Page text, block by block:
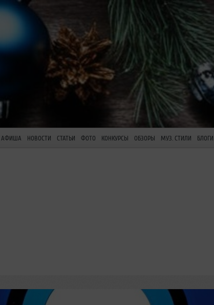
АФИША НОВОСТИ СТАТЬИ ФОТО КОНКУРСЫ ОБЗОРЫ МУЗ. СТИЛИ БЛОГИ